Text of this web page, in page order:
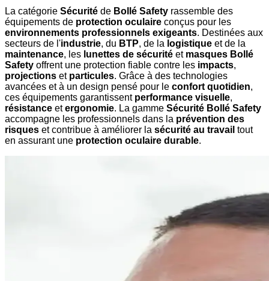
La catégorie Sécurité de Bollé Safety rassemble des
équipements de protection oculaire conçus pour les
environnements professionnels exigeants. Destinées aux
secteurs de l'industrie, du BTP, de la logistique et de la
maintenance, les lunettes de sécurité et masques Bollé
Safety offrent une protection fiable contre les impacts,
projections et particules. Grâce à des technologies
avancées et à un design pensé pour le confort quotidien,
ces équipements garantissent performance visuelle,
résistance etergonomie. La gamme Sécurité Bollé Safety
accompagne les professionnels dans la prévention des
risques et contribue à améliorer la sécurité au travail tout
en assurant une protection oculaire durable.